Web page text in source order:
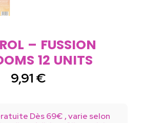
– FUSSION
12 UNITS
9,91 €
Dès 69€ , varie selon